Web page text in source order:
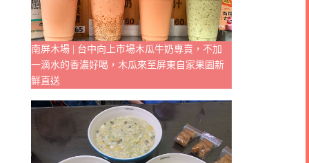
南屏木場 | 台中向上市場木瓜牛奶專賣，不加
一滴水的香濃好喝，木瓜來至屏東自家果園新
鮮直送